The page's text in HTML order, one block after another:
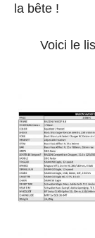
la bête !
Voici le